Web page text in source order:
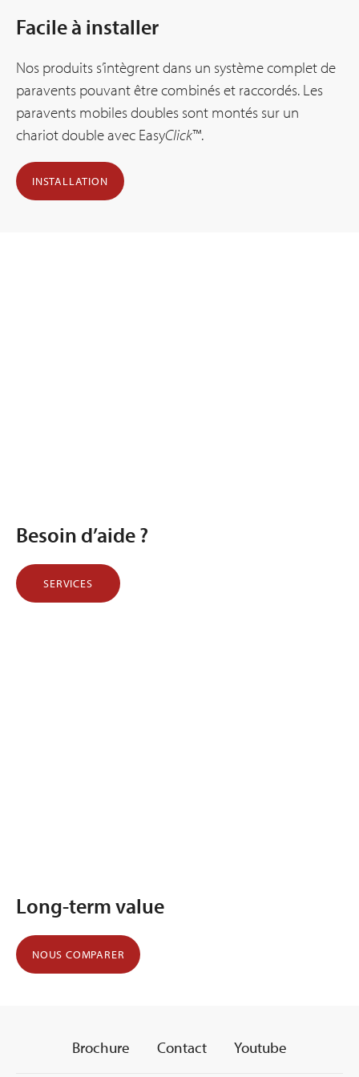
Facile à installer
Nos produits s’intègrent dans un système complet de
paravents pouvant être combinés et raccordés. Les
paravents mobiles doubles sont montés sur un
chariot double avec EasyClick™.
INSTALLATION
Besoin d’aide ?
SERVICES
Long-term value
NOUS COMPARER
Brochure Contact Youtube